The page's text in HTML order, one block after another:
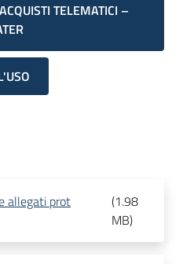
TELEMATICI –
allegati prot
(1.98
MB)